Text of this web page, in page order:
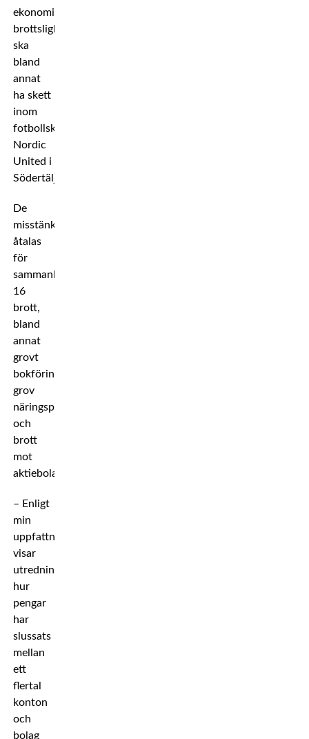
ekonomisk
brottslighen
ska
bland
annat
ha skett
inom
fotbollsklubben
Nordic
United i
Södertälje.
De
misstänkta
åtalas
för
sammanlagt
16
brott,
bland
annat
grovt
bokföringsbrott,
grov
näringspenningtvätt
och
brott
mot
aktiebolagslagen.
– Enligt
min
uppfattning
visar
utredningen
hur
pengar
har
slussats
mellan
ett
flertal
konton
och
bolag